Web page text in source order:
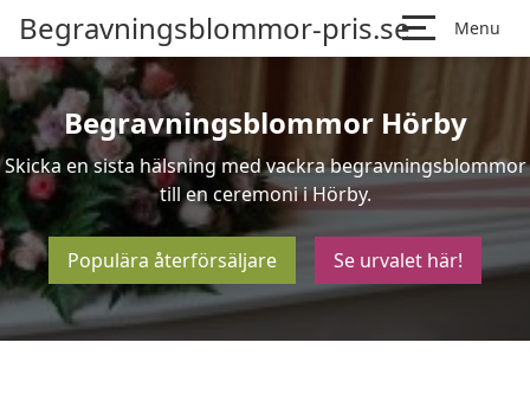
Begravningsblommor-pris.se Menu
Begravningsblommor Hörby
Skicka en sista hälsning med vackra begravningsblommor
till en ceremoni i Hörby.
Populära återförsäljare Se urvalet här!